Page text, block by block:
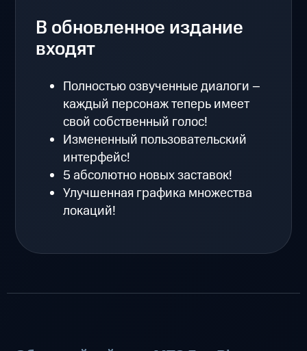
В обновленное издание
входят
Полностью озвученные диалоги –
каждый персонаж теперь имеет
свой собственный голос!
Измененный пользовательский
интерфейс!
5 абсолютно новых заставок!
Улучшенная графика множества
локаций!